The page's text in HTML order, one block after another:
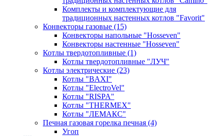
Комплекты и комплектующие для
традиционных настенных котлов "Favorit"
Конвекторы газовые (15)
Конвекторы напольные "Hosseven"
Конвекторы настенные "Hosseven"
Котлы твердотопливные (1)
Котлы твердотопливные "ЛУЧ"
Котлы электрические (23)
Котлы "BAXI"
Котлы "ElectroVel"
Котлы "RISPA"
Котлы "THERMEX"
Котлы "ЛЕМАКС"
Печная газовая горелка печная (4)
Угоп